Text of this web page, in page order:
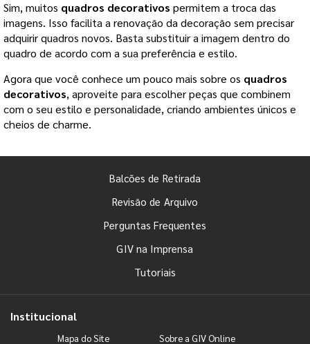
Sim, muitos quadros decorativos permitem a troca das
imagens. Isso facilita a renovação da decoração sem precisar
adquirir quadros novos. Basta substituir a imagem dentro do
quadro de acordo com a sua preferência e estilo.
Agora que você conhece um pouco mais sobre os quadros
decorativos, aproveite para escolher peças que combinem
com o seu estilo e personalidade, criando ambientes únicos e
cheios de charme.
Balcões de Retirada
Revisão de Arquivo
Perguntas Frequentes
GIV na Imprensa
Tutoriais
Institucional
Mapa do Site Sobre a GIV Online